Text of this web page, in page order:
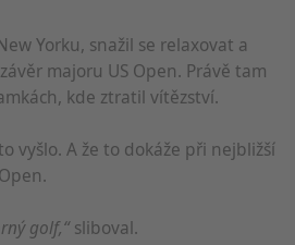
Yorku, snažil se relaxovat a
majoru US Open. Právě tam
kde ztratil vítězství.
vyšlo. A že to dokáže při nejbližší
golf,“sliboval.